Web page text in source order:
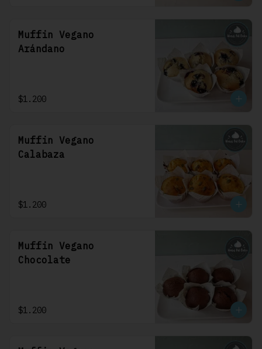
Muffin Vegano
Arándano
$1.200
Muffin Vegano
Calabaza
$1.200
Muffin Vegano
Chocolate
$1.200